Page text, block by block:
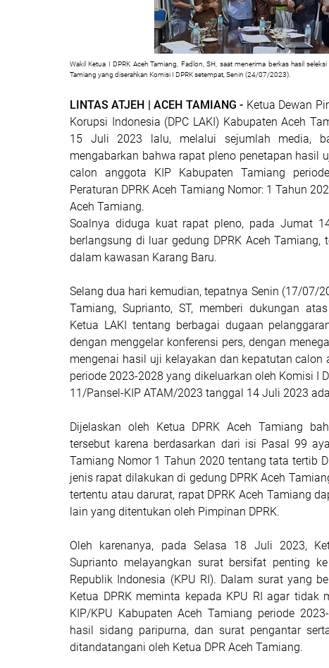
Wakil Ketua I DPRK Aceh Tamiang, Fadlon, SH, saat menerima berkas hasil
Tamiang yang diserahkan Komisi I DPRK setempat, Senin (24/07/2023).
LINTAS ATJEH | ACEH TAMIANG - Ketua Dewan
Korupsi Indonesia (DPC LAKI) Kabupaten Aceh
15 Juli 2023 lalu, melalui sejumlah media,
mengabarkan bahwa rapat pleno penetapan hasil
calon anggota KIP Kabupaten Tamiang
Peraturan DPRK Aceh Tamiang Nomor: 1 Tahun
Aceh Tamiang.
Soalnya diduga kuat rapat pleno, pada Jumat
berlangsung di luar gedung DPRK Aceh
dalam kawasan Karang Baru.
Selang dua hari kemudian, tepatnya Senin (17/07/
Tamiang, Suprianto, ST, memberi dukungan
Ketua LAKI tentang berbagai dugaan
dengan menggelar konferensi pers, dengan
mengenai hasil uji kelayakan dan kepatutan calon
periode 2023-2028 yang dikeluarkan oleh Komisi I
11/Pansel-KIP ATAM/2023 tanggal 14 Juli 2023
Dijelaskan oleh Ketua DPRK Aceh Tamiang
tersebut karena berdasarkan dari isi Pasal 99
Tamiang Nomor 1 Tahun 2020 tentang tata tertib
jenis rapat dilakukan di gedung DPRK Aceh
tertentu atau darurat, rapat DPRK Aceh Tamiang
lain yang ditentukan oleh Pimpinan DPRK.
Oleh karenanya, pada Selasa 18 Juli 2023,
Suprianto melayangkan surat bersifat penting
Republik Indonesia (KPU RI). Dalam surat yang
Ketua DPRK meminta kepada KPU RI agar tidak
KIP/KPU Kabupaten Aceh Tamiang periode
hasil sidang paripurna, dan surat pengantar
ditandatangani oleh Ketua DPR Aceh Tamiang.